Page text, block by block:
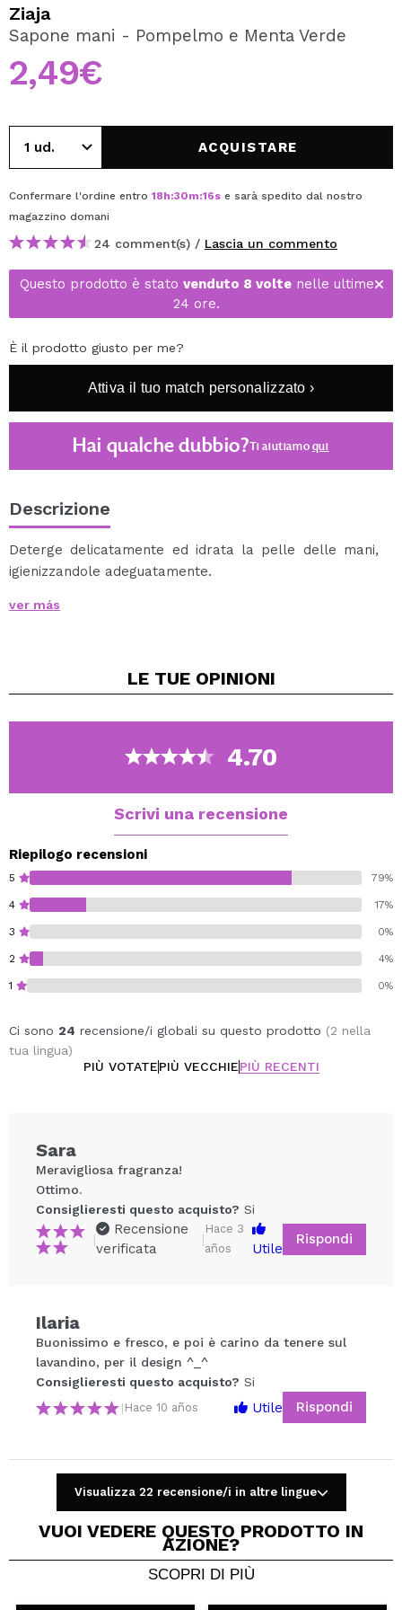
Creando un account su Maquibeauty.it potrai fare i tuoi
acquisti velocemente, controllare lo stato dei tuoi ordini e
consultare le tue operazioni precedenti.
CREARE UN ACCOUNT
Ziaja
Sapone mani - Pompelmo e Menta Verde
2,49€
ACQUISTARE
Confermare l'ordine entro 18h:30m:16s e sarà spedito dal nostro
magazzino domani
24 comment(s) / Lascia un commento
Questo prodotto è stato venduto 8 voltenelle ultime
24 ore.
È il prodotto giusto per me?
Attiva il tuo match personalizzato ›
Hai qualche dubbio?Ti aiutiamoqui
Descrizione
Deterge delicatamente ed idrata la pelle delle mani,
igienizzandole adeguatamente.
sgradevoli, inclusi gli odori da cucina.
ver más
LE TUE OPINIONI
4.70
Scrivi una recensione
Riepilogo recensioni
5 79%
4 17%
3 0%
2 4%
1 0%
Ci sono 24 recensione/i globali su questo prodotto (2 nella
tua lingua)
PIÙ VOTATEPIÙ VECCHIEPIÙ RECENTI
Il tuo video potrebbe essere il primo. Immaginalo...
Si No
INVIA
Sara
Meravigliosa fragranza!
Ottimo.
Consiglieresti questo acquisto? Si
|
Recensione
verificata
|
Hace 3
años
Utile
Rispondi
Ilaria
Buonissimo e fresco, e poi è carino da tenere sul
lavandino, per il design ^_^
Consiglieresti questo acquisto? Si
| Hace 10 años Utile Rispondi
Visualizza 22 recensione/i in altre lingue
VUOI VEDERE QUESTO PRODOTTO IN
AZIONE?
SCOPRI DI PIÙ